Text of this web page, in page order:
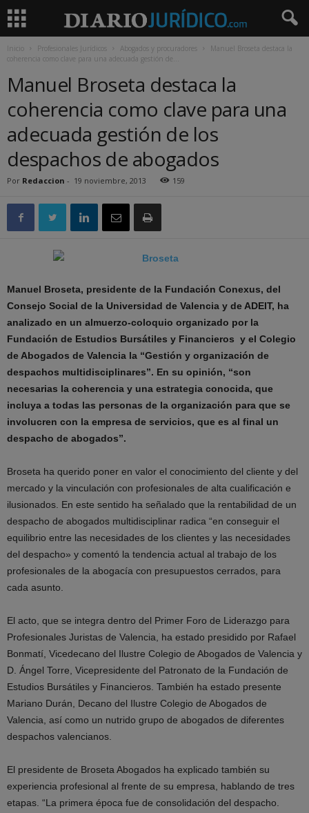
Inicio Profesionales Jurídicos Abogados y procuradores
Manuel Broseta destaca la
coherencia como clave para una adecuada gestión de...
Manuel Broseta destaca la
coherencia como clave para una
adecuada gestión de los
despachos de abogados
Por Redaccion - 19 noviembre, 2013 159
Manuel Broseta, presidente de la Fundación Conexus, del
Consejo Social de la Universidad de Valencia y de ADEIT, ha
analizado en un almuerzo-coloquio organizado por la
Fundación de Estudios Bursátiles y Financieros y el Colegio
de Abogados de Valencia la “Gestión y organización de
despachos multidisciplinares”. En su opinión, “son
necesarias la coherencia y una estrategia conocida, que
incluya a todas las personas de la organización para que se
involucren con la empresa de servicios, que es al final un
despacho de abogados”.
Broseta ha querido poner en valor el conocimiento del cliente y del
mercado y la vinculación con profesionales de alta cualificación e
ilusionados. En este sentido ha señalado que la rentabilidad de un
despacho de abogados multidisciplinar radica “en conseguir el
equilibrio entre las necesidades de los clientes y las necesidades
del despacho» y comentó la tendencia actual al trabajo de los
profesionales de la abogacía con presupuestos cerrados, para
cada asunto.
El acto, que se integra dentro del Primer Foro de Liderazgo para
Profesionales Juristas de Valencia, ha estado presidido por Rafael
Bonmatí, Vicedecano del Ilustre Colegio de Abogados de Valencia y
D. Ángel Torre, Vicepresidente del Patronato de la Fundación de
Estudios Bursátiles y Financieros. También ha estado presente
Mariano Durán, Decano del Ilustre Colegio de Abogados de
Valencia, así como un nutrido grupo de abogados de diferentes
despachos valencianos.
El presidente de Broseta Abogados ha explicado también su
experiencia profesional al frente de su empresa, hablando de tres
etapas. “La primera época fue de consolidación del despacho.